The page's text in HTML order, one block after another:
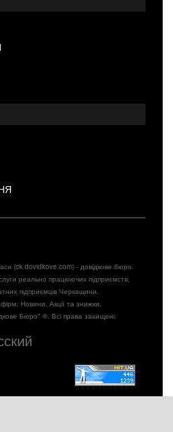
(ck.dovidkove.com) - довідкове бюро.
реально працюючих підприємств,
підприємців Черкащини.
Новини. Акції та знижки.
Бюро" ®. Всі права захищені.